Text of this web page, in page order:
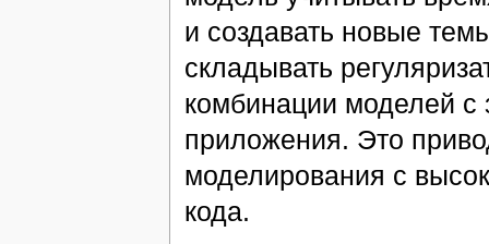
и создавать новые
складывать
комбинации моделей с
приложения. Это
моделирования с
кода.